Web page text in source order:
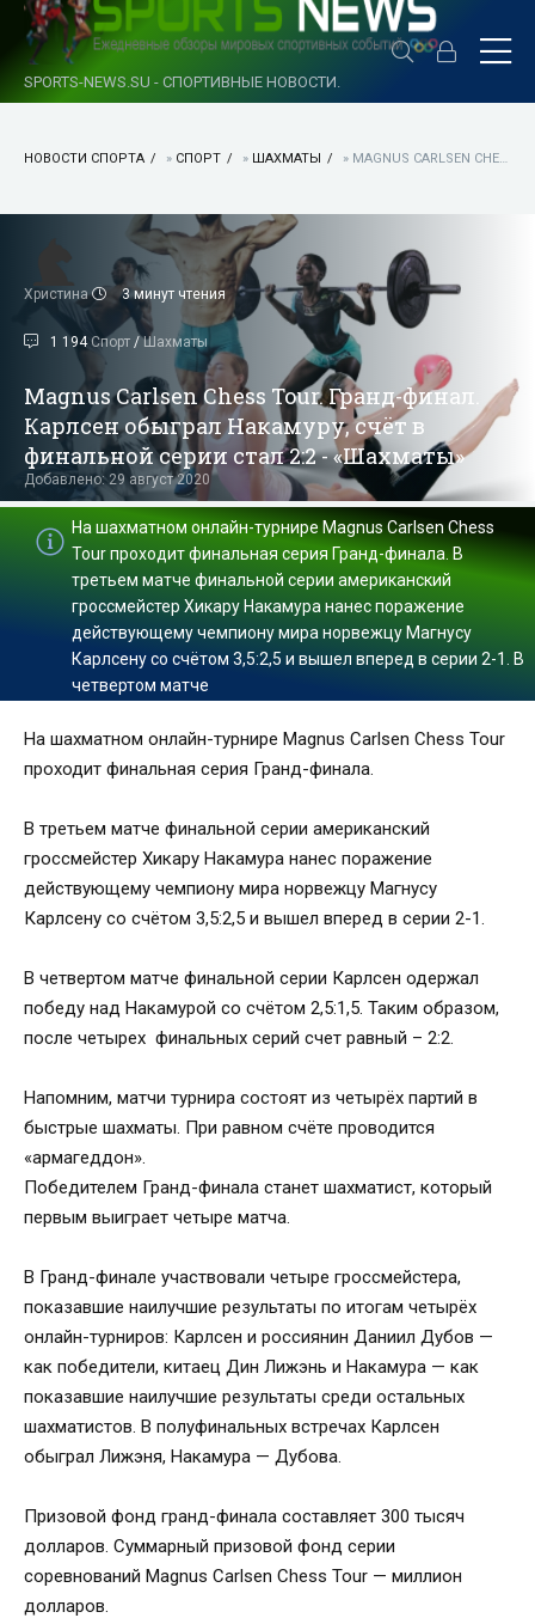
SPORTS-NEWS.SU - СПОРТИВНЫЕ НОВОСТИ.
НОВОСТИ СПОРТА » СПОРТ » ШАХМАТЫ » MAGNUS CARLSEN CHESS TOUR. ГРАНД-ФИНАЛ. КАРЛСЕН ОБЫГРАЛ НАКАМУРУ, СЧЁТ В ФИНАЛЬНОЙ СЕРИИ СТАЛ 2:2 - «ШАХМАТЫ»
Христина 3 минут чтения
1 194Спорт /Шахматы
Magnus Carlsen Chess Tour. Гранд-финал.
Карлсен обыграл Накамуру, счёт в
финальной серии стал 2:2 - «Шахматы»
Добавлено: 29 август 2020
На шахматном онлайн-турнире Magnus Carlsen Chess
Tour проходит финальная серия Гранд-финала. В
третьем матче финальной серии американский
гроссмейстер Хикару Накамура нанес поражение
действующему чемпиону мира норвежцу Магнусу
Карлсену со счётом 3,5:2,5 и вышел вперед в серии 2-1. В
четвертом матче
На шахматном онлайн-турнире Magnus Carlsen Chess Tour
проходит финальная серия Гранд-финала.
В третьем матче финальной серии американский
гроссмейстер Хикару Накамура нанес поражение
действующему чемпиону мира норвежцу Магнусу
Карлсену со счётом 3,5:2,5 и вышел вперед в серии 2-1.
В четвертом матче финальной серии Карлсен одержал
победу над Накамурой со счётом 2,5:1,5. Таким образом,
после четырех финальных серий счет равный – 2:2.
Напомним, матчи турнира состоят из четырёх партий в
быстрые шахматы. При равном счёте проводится
«армагеддон».
Победителем Гранд-финала станет шахматист, который
первым выиграет четыре матча.
В Гранд-финале участвовали четыре гроссмейстера,
показавшие наилучшие результаты по итогам четырёх
онлайн-турниров: Карлсен и россиянин Даниил Дубов —
как победители, китаец Дин Лижэнь и Накамура — как
показавшие наилучшие результаты среди остальных
шахматистов. В полуфинальных встречах Карлсен
обыграл Лижэня, Накамура — Дубова.
Призовой фонд гранд-финала составляет 300 тысяч
долларов. Суммарный призовой фонд серии
соревнований Magnus Carlsen Chess Tour — миллион
долларов.